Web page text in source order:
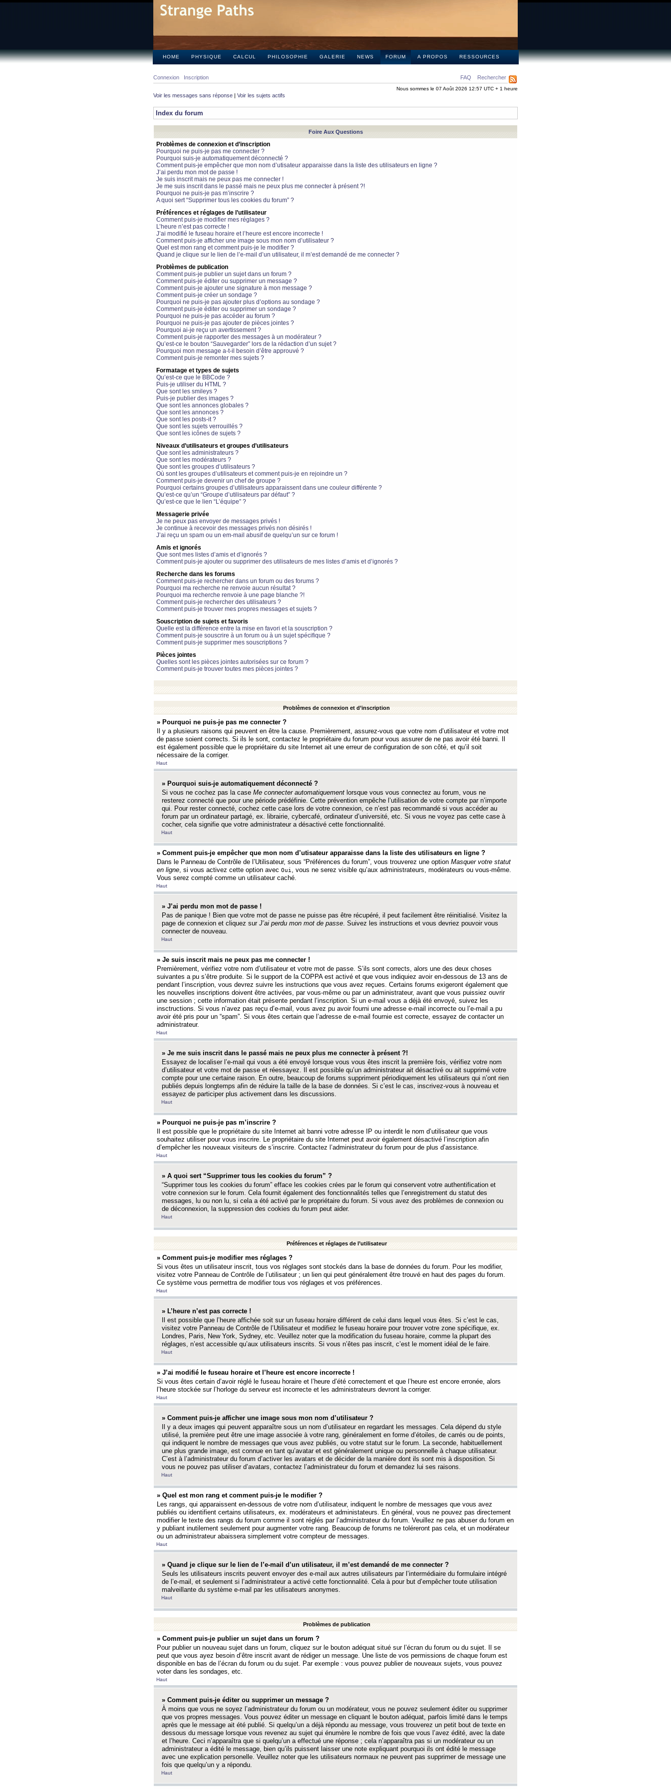
HOME PHYSIQUE CALCUL PHILOSOPHIE GALERIE NEWS FORUM A PROPOS RESSOURCES
FAQ Rechercher
Connexion Inscription
Nous sommes le 07 Août 2026 12:57 UTC + 1 heure
Voir les messages sans réponse | Voir les sujets actifs
Index du forum
Foire Aux Questions
Problèmes de connexion et d’inscription
Pourquoi ne puis-je pas me connecter ?
Pourquoi suis-je automatiquement déconnecté ?
Comment puis-je empêcher que mon nom d’utisateur apparaisse dans la liste des utilisateurs en ligne ?
J’ai perdu mon mot de passe !
Je suis inscrit mais ne peux pas me connecter !
Je me suis inscrit dans le passé mais ne peux plus me connecter à présent ?!
Pourquoi ne puis-je pas m’inscrire ?
A quoi sert “Supprimer tous les cookies du forum” ?
Préférences et réglages de l’utilisateur
Comment puis-je modifier mes réglages ?
L’heure n’est pas correcte !
J’ai modifié le fuseau horaire et l’heure est encore incorrecte !
Comment puis-je afficher une image sous mon nom d’utilisateur ?
Quel est mon rang et comment puis-je le modifier ?
Quand je clique sur le lien de l’e-mail d’un utilisateur, il m’est demandé de me connecter ?
Problèmes de publication
Comment puis-je publier un sujet dans un forum ?
Comment puis-je éditer ou supprimer un message ?
Comment puis-je ajouter une signature à mon message ?
Comment puis-je créer un sondage ?
Pourquoi ne puis-je pas ajouter plus d’options au sondage ?
Comment puis-je éditer ou supprimer un sondage ?
Pourquoi ne puis-je pas accéder au forum ?
Pourquoi ne puis-je pas ajouter de pièces jointes ?
Pourquoi ai-je reçu un avertissement ?
Comment puis-je rapporter des messages à un modérateur ?
Qu’est-ce le bouton “Sauvegarder” lors de la rédaction d’un sujet ?
Pourquoi mon message a-t-il besoin d’être approuvé ?
Comment puis-je remonter mes sujets ?
Formatage et types de sujets
Qu’est-ce que le BBCode ?
Puis-je utiliser du HTML ?
Que sont les smileys ?
Puis-je publier des images ?
Que sont les annonces globales ?
Que sont les annonces ?
Que sont les posts-it ?
Que sont les sujets verrouillés ?
Que sont les icônes de sujets ?
Niveaux d’utilisateurs et groupes d’utilisateurs
Que sont les administrateurs ?
Que sont les modérateurs ?
Que sont les groupes d’utilisateurs ?
Où sont les groupes d’utilisateurs et comment puis-je en rejoindre un ?
Comment puis-je devenir un chef de groupe ?
Pourquoi certains groupes d’utilisateurs apparaissent dans une couleur différente ?
Qu’est-ce qu’un “Groupe d’utilisateurs par défaut” ?
Qu’est-ce que le lien “L’équipe” ?
Messagerie privée
Je ne peux pas envoyer de messages privés !
Je continue à recevoir des messages privés non désirés !
J’ai reçu un spam ou un em-mail abusif de quelqu’un sur ce forum !
Amis et ignorés
Que sont mes listes d’amis et d’ignorés ?
Comment puis-je ajouter ou supprimer des utilisateurs de mes listes d’amis et d’ignorés ?
Recherche dans les forums
Comment puis-je rechercher dans un forum ou des forums ?
Pourquoi ma recherche ne renvoie aucun résultat ?
Pourquoi ma recherche renvoie à une page blanche ?!
Comment puis-je rechercher des utilisateurs ?
Comment puis-je trouver mes propres messages et sujets ?
Souscription de sujets et favoris
Quelle est la différence entre la mise en favori et la souscription ?
Comment puis-je souscrire à un forum ou à un sujet spécifique ?
Comment puis-je supprimer mes souscriptions ?
Pièces jointes
Quelles sont les pièces jointes autorisées sur ce forum ?
Comment puis-je trouver toutes mes pièces jointes ?
Problèmes de connexion et d’inscription
» Pourquoi ne puis-je pas me connecter ?
Il y a plusieurs raisons qui peuvent en être la cause. Premièrement, assurez-vous que votre nom d’utilisateur et votre mot
de passe soient corrects. Si ils le sont, contactez le propriétaire du forum pour vous assurer de ne pas avoir été banni. Il
est également possible que le propriétaire du site Internet ait une erreur de configuration de son côté, et qu’il soit
nécessaire de la corriger.
Haut
» Pourquoi suis-je automatiquement déconnecté ?
Si vous ne cochez pas la case Me connecter automatiquement lorsque vous vous connectez au forum, vous ne
resterez connecté que pour une période prédéfinie. Cette prévention empêche l’utilisation de votre compte par n’importe
qui. Pour rester connecté, cochez cette case lors de votre connexion, ce n’est pas recommandé si vous accéder au
forum par un ordinateur partagé, ex. librairie, cybercafé, ordinateur d’université, etc. Si vous ne voyez pas cette case à
cocher, cela signifie que votre administrateur a désactivé cette fonctionnalité.
Haut
» Comment puis-je empêcher que mon nom d’utisateur apparaisse dans la liste des utilisateurs en ligne ?
Dans le Panneau de Contrôle de l’Utilisateur, sous “Préférences du forum”, vous trouverez une option Masquer votre statut
en ligne, si vous activez cette option avec Oui , vous ne serez visible qu’aux administrateurs, modérateurs ou vous-même.
Vous serez compté comme un utilisateur caché.
Haut
» J’ai perdu mon mot de passe !
Pas de panique ! Bien que votre mot de passe ne puisse pas être récupéré, il peut facilement être réinitialisé. Visitez la
page de connexion et cliquez sur J’ai perdu mon mot de passe. Suivez les instructions et vous devriez pouvoir vous
connecter de nouveau.
Haut
» Je suis inscrit mais ne peux pas me connecter !
Premièrement, vérifiez votre nom d’utilisateur et votre mot de passe. S’ils sont corrects, alors une des deux choses
suivantes a pu s’être produite. Si le support de la COPPA est activé et que vous indiquiez avoir en-dessous de 13 ans de
pendant l’inscription, vous devrez suivre les instructions que vous avez reçues. Certains forums exigeront également que
les nouvelles inscriptions doivent être activées, par vous-même ou par un administrateur, avant que vous puissiez ouvrir
une session ; cette information était présente pendant l’inscription. Si un e-mail vous a déjà été envoyé, suivez les
insctructions. Si vous n’avez pas reçu d’e-mail, vous avez pu avoir fourni une adresse e-mail incorrecte ou l’e-mail a pu
avoir été pris pour un “spam”. Si vous êtes certain que l’adresse de e-mail fournie est correcte, essayez de contacter un
administrateur.
Haut
» Je me suis inscrit dans le passé mais ne peux plus me connecter à présent ?!
Essayez de localiser l’e-mail qui vous a été envoyé lorsque vous vous êtes inscrit la première fois, vérifiez votre nom
d’utilisateur et votre mot de passe et réessayez. Il est possible qu’un administrateur ait désactivé ou ait supprimé votre
compte pour une certaine raison. En outre, beaucoup de forums suppriment périodiquement les utilisateurs qui n’ont rien
publiés depuis longtemps afin de réduire la taille de la base de données. Si c’est le cas, inscrivez-vous à nouveau et
essayez de participer plus activement dans les discussions.
Haut
» Pourquoi ne puis-je pas m’inscrire ?
Il est possible que le propriétaire du site Internet ait banni votre adresse IP ou interdit le nom d’utilisateur que vous
souhaitez utiliser pour vous inscrire. Le propriétaire du site Internet peut avoir également désactivé l’inscription afin
d’empêcher les nouveaux visiteurs de s’inscrire. Contactez l’administrateur du forum pour de plus d’assistance.
Haut
» A quoi sert “Supprimer tous les cookies du forum” ?
“Supprimer tous les cookies du forum” efface les cookies crées par le forum qui conservent votre authentification et
votre connexion sur le forum. Cela fournit également des fonctionnalités telles que l’enregistrement du statut des
messages, lu ou non lu, si cela a été activé par le propriétaire du forum. Si vous avez des problèmes de connexion ou
de déconnexion, la suppression des cookies du forum peut aider.
Haut
Préférences et réglages de l’utilisateur
» Comment puis-je modifier mes réglages ?
Si vous êtes un utilisateur inscrit, tous vos réglages sont stockés dans la base de données du forum. Pour les modifier,
visitez votre Panneau de Contrôle de l’utilisateur ; un lien qui peut généralement être trouvé en haut des pages du forum.
Ce système vous permettra de modifier tous vos réglages et vos préférences.
Haut
» L’heure n’est pas correcte !
Il est possible que l’heure affichée soit sur un fuseau horaire différent de celui dans lequel vous êtes. Si c’est le cas,
visitez votre Panneau de Contrôle de l’Utilisateur et modifiez le fuseau horaire pour trouver votre zone spécifique, ex.
Londres, Paris, New York, Sydney, etc. Veuillez noter que la modification du fuseau horaire, comme la plupart des
réglages, n’est accessible qu’aux utilisateurs inscrits. Si vous n’êtes pas inscrit, c’est le moment idéal de le faire.
Haut
» J’ai modifié le fuseau horaire et l’heure est encore incorrecte !
Si vous êtes certain d’avoir réglé le fuseau horaire et l’heure d’été correctement et que l’heure est encore erronée, alors
l’heure stockée sur l’horloge du serveur est incorrecte et les administrateurs devront la corriger.
Haut
» Comment puis-je afficher une image sous mon nom d’utilisateur ?
Il y a deux images qui peuvent apparaître sous un nom d’utilisateur en regardant les messages. Cela dépend du style
utilisé, la première peut être une image associée à votre rang, généralement en forme d’étoiles, de carrés ou de points,
qui indiquent le nombre de messages que vous avez publiés, ou votre statut sur le forum. La seconde, habituellement
une plus grande image, est connue en tant qu’avatar et est généralement unique ou personnelle à chaque utilisateur.
C’est à l’administrateur du forum d’activer les avatars et de décider de la manière dont ils sont mis à disposition. Si
vous ne pouvez pas utiliser d’avatars, contactez l’administrateur du forum et demandez lui ses raisons.
Haut
» Quel est mon rang et comment puis-je le modifier ?
Les rangs, qui apparaissent en-dessous de votre nom d’utilisateur, indiquent le nombre de messages que vous avez
publiés ou identifient certains utilisateurs, ex. modérateurs et administateurs. En général, vous ne pouvez pas directement
modifier le texte des rangs du forum comme il sont réglés par l’administrateur du forum. Veuillez ne pas abuser du forum en
y publiant inutilement seulement pour augmenter votre rang. Beaucoup de forums ne toléreront pas cela, et un modérateur
ou un administrateur abaissera simplement votre compteur de messages.
Haut
» Quand je clique sur le lien de l’e-mail d’un utilisateur, il m’est demandé de me connecter ?
Seuls les utilisateurs inscrits peuvent envoyer des e-mail aux autres utilisateurs par l’intermédiaire du formulaire intégré
de l’e-mail, et seulement si l’administrateur a activé cette fonctionnalité. Cela à pour but d’empêcher toute utilisation
malveillante du système e-mail par les utilisateurs anonymes.
Haut
Problèmes de publication
» Comment puis-je publier un sujet dans un forum ?
Pour publier un nouveau sujet dans un forum, cliquez sur le bouton adéquat situé sur l’écran du forum ou du sujet. Il se
peut que vous ayez besoin d’être inscrit avant de rédiger un message. Une liste de vos permissions de chaque forum est
disponible en bas de l’écran du forum ou du sujet. Par exemple : vous pouvez publier de nouveaux sujets, vous pouvez
voter dans les sondages, etc.
Haut
» Comment puis-je éditer ou supprimer un message ?
À moins que vous ne soyez l’administrateur du forum ou un modérateur, vous ne pouvez seulement éditer ou supprimer
que vos propres messages. Vous pouvez éditer un message en cliquant le bouton adéquat, parfois limité dans le temps
après que le message ait été publié. Si quelqu’un a déjà répondu au message, vous trouverez un petit bout de texte en
dessous du message lorsque vous revenez au sujet qui énumère le nombre de fois que vous l’avez édité, avec la date
et l’heure. Ceci n’apparaîtra que si quelqu’un a effectué une réponse ; cela n’apparaîtra pas si un modérateur ou un
administrateur a édité le message, bien qu’ils puissent laisser une note expliquant pourquoi ils ont édité le message
avec une explication personelle. Veuillez noter que les utilisateurs normaux ne peuvent pas supprimer de message une
fois que quelqu’un y a répondu.
Haut